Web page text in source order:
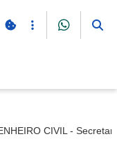
CIVIL -